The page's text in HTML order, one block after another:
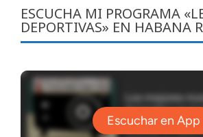
ESCUCHA MI PROGRAMA
DEPORTIVAS» EN HABANA